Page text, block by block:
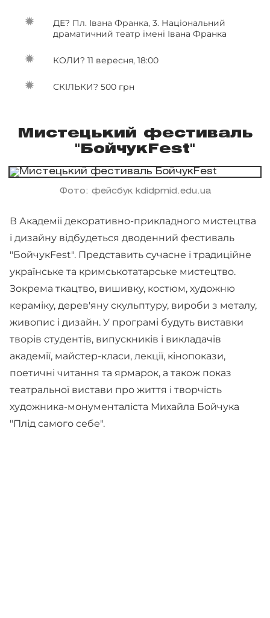
ДЕ? Пл. Івана Франка, 3. Національний
драматичний театр імені Івана Франка
КОЛИ? 11 вересня, 18:00
СКІЛЬКИ? 500 грн
Мистецький фестиваль
"БойчукFest"
Фото: фейсбук kdidpmid.edu.ua
В Академії декоративно-прикладного мистецтва
і дизайну відбудеться дводенний фестиваль
"БойчукFest". Представить сучасне і традиційне
українське та кримськотатарське мистецтво.
Зокрема ткацтво, вишивку, костюм, художню
кераміку, дерев'яну скульптуру, вироби з металу,
живопис і дизайн. У програмі будуть виставки
творів студентів, випускників і викладачів
академії, майстер-класи, лекції, кінопокази,
поетичні читання та ярмарок, а також показ
театральної вистави про життя і творчість
художника-монументаліста Михайла Бойчука
"Плід самого себе".